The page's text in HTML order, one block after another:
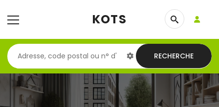
KOTS
RECHERCHE